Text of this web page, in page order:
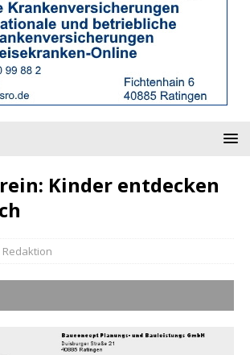
Kinder entdecken
Redaktion